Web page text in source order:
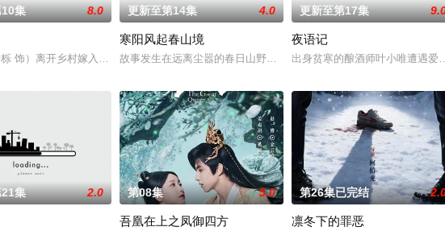
目中面对专业挑战与境外竞争，通过创新实践实现本土设计理念突破的故事。
集 8.0
饰）离开乡村嫁入北京豪门，原以为能过上富裕生活，却发现这段婚姻只是骗局。陷入困
更新至第14集 4.0
寒阳风起春山境
故事发生在远离尘嚣的春日山野，两个孤独的人因机缘巧合相遇。一
更新至第17集
夜语记
出身贫寒的酿酒师叶小唯遭遇爱
集 2.0 第08集 5.0
吾凰在上之凤御四方
第26集已完结
凛冬下的罪恶